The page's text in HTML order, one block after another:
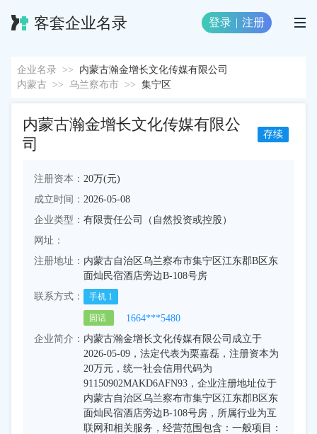
客套企业名录 登录 | 注册
企业名录 >>
内蒙古瀚金增长文化传媒有限公司
内蒙古 >> 乌兰察布市 >> 集宁区
内蒙古瀚金增长文化传媒有限公
司
存续
注册资本： 20万(元)
成立时间： 2026-05-08
企业类型： 有限责任公司（自然投资或控股）
网址：
注册地址： 内蒙古自治区乌兰察布市集宁区江东郡B区东
面灿民宿酒店旁边B-108号房
联系方式：
手机 1
固话
1664***5480
企业简介： 内蒙古瀚金增长文化传媒有限公司成立于
2026-05-09，法定代表为栗嘉磊，注册资本为
20万元，统一社会信用代码为
91150902MAKD6AFN93，企业注册地址位于
内蒙古自治区乌兰察布市集宁区江东郡B区东
面灿民宿酒店旁边B-108号房，所属行业为互
联网和相关服务，经营范围包含：一般项目：